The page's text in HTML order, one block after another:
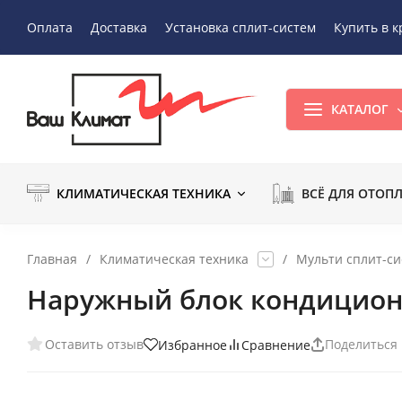
Оплата Доставка Установка сплит-систем Купить в
КАТАЛОГ
КЛИМАТИЧЕСКАЯ ТЕХНИКА ВСЁ ДЛЯ
Главная / Климатическая техника / Мульти сплит-
Наружный блок
Оставить отзыв Избранное Сравнение Поделиться